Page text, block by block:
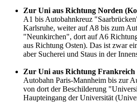
Zur Uni aus Richtung Norden
A1 bis Autobahnkreuz
Karlsruhe, weiter auf A8 bis zum
"Neunkirchen", dort auf A6
aus Richtung Osten). Das ist zwar
aber Sucherei und Staus in der
Zur Uni aus Richtung Frankreich
Autobahn Paris-Mannheim bis zur
von dort der Beschilderung
Haupteingang der Universität